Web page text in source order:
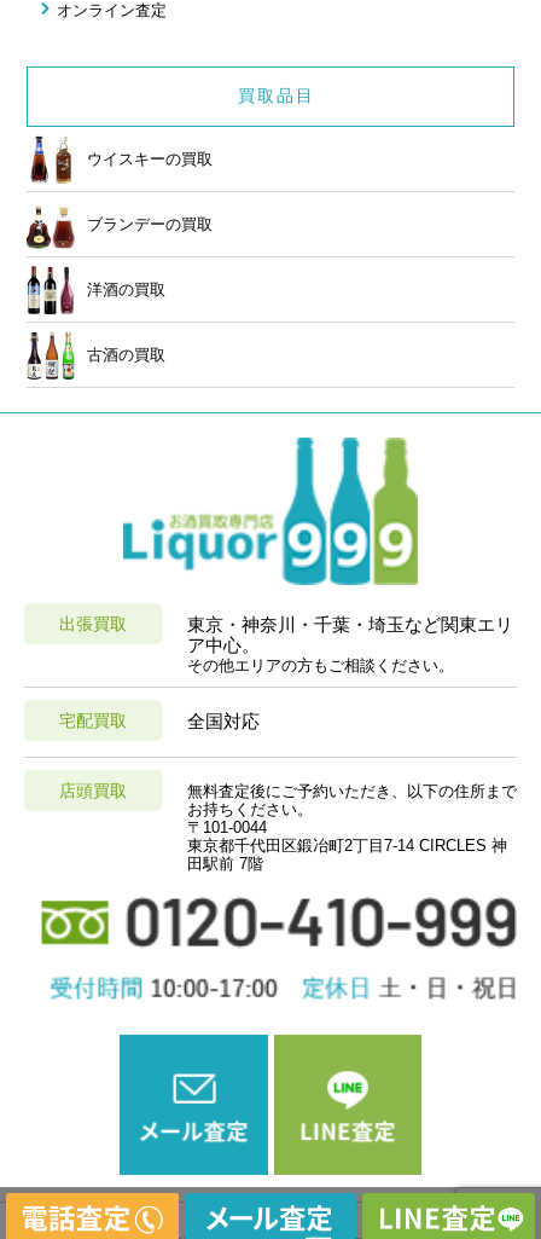
オンライン査定
買取品目
ウイスキーの買取
ブランデーの買取
洋酒の買取
古酒の買取
出張買取
東京・神奈川・千葉・埼玉など関東エリ
ア中心。
その他エリアの方もご相談ください。
宅配買取 全国対応
店頭買取
無料査定後にご予約いただき、以下の住所まで
お持ちください。
〒101-0044
東京都千代田区鍛冶町2丁目7-14 CIRCLES 神
田駅前 7階